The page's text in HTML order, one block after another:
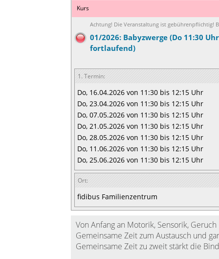
Kurs
Achtung! Die Veranstaltung ist gebührenpflichtig!
01/2026: Babyzwerge (Do 11:30
fortlaufend)
1. Termin:
Do, 16.04.2026 von 11:30 bis 12:15 Uhr
Do, 23.04.2026 von 11:30 bis 12:15 Uhr
Do, 07.05.2026 von 11:30 bis 12:15 Uhr
Do, 21.05.2026 von 11:30 bis 12:15 Uhr
Do, 28.05.2026 von 11:30 bis 12:15 Uhr
Do, 11.06.2026 von 11:30 bis 12:15 Uhr
Do, 25.06.2026 von 11:30 bis 12:15 Uhr
Ort:
fidibus Familienzentrum
Von Anfang an Motorik, Sensorik,
Gemeinsame Zeit zum Austausch und
Gemeinsame Zeit zu zweit stärkt die